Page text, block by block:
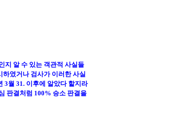
지 알 수 있는 객관적 사실들
였거나 검사가 이러한 사실
3월 31. 이후에 알았다 할지라
판결처럼 100% 승소 판결을